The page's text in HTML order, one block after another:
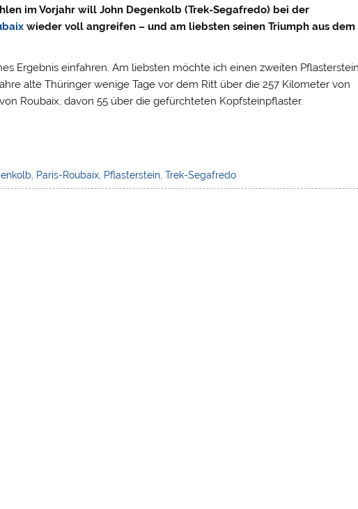
im Vorjahr will John Degenkolb (Trek-Segafredo) bei der
wieder voll angreifen – und am liebsten seinen Triumph aus dem
Ergebnis einfahren. Am liebsten möchte ich einen zweiten Pflasterstein
alte Thüringer wenige Tage vor dem Ritt über die 257 Kilometer von
Roubaix, davon 55 über die gefürchteten Kopfsteinpflaster.
, Paris-Roubaix, Pflasterstein, Trek-Segafredo